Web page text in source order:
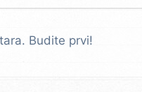
Budite prvi!